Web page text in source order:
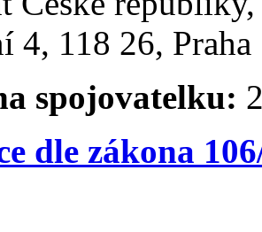
4, 118 26,
spojovatelku:
dle zákona